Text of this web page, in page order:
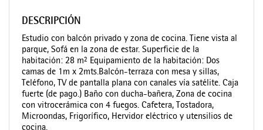
DESCRIPCIÓN
Estudio con balcón privado y zona de cocina. Tiene vista al
parque, Sofá en la zona de estar. Superficie de la
habitación: 28 m² Equipamiento de la habitación: Dos
camas de 1m x 2mts.Balcón-terraza con mesa y sillas,
Teléfono, TV de pantalla plana con canales vía satélite. Caja
fuerte (de pago.) Baño con ducha-bañera, Zona de cocina
con vitrocerámica con 4 fuegos. Cafetera, Tostadora,
Microondas, Frigorífico, Hervidor eléctrico y utensilios de